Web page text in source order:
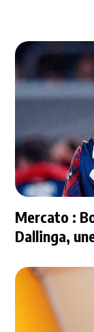
Mercato :
Dallinga,